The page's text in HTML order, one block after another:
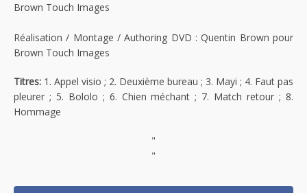
Brown Touch Images
Réalisation / Montage / Authoring DVD : Quentin Brown pour
Brown Touch Images
Titres: 1. Appel visio ; 2. Deuxième bureau ; 3. Mayi ; 4. Faut pas
pleurer ; 5. Bololo ; 6. Chien méchant ; 7. Match retour ; 8.
Hommage
"
"